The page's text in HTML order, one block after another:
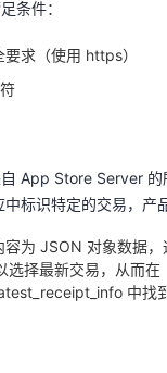
条件：
求（使用 https）
App Store Server 的
标识特定的交易，产
容为 JSON 对象数据，
选择最新交易，从而在
中找